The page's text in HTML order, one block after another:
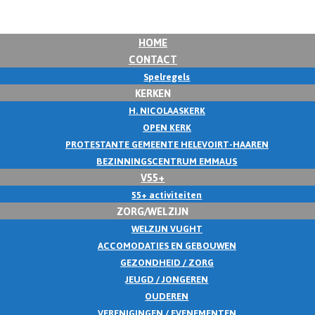
HOME
CONTACT
Spelregels
KERKEN
H. NICOLAASKERK
OPEN KERK
PROTESTANTE GEMEENTE HELEVOIRT-HAAREN
BEZINNINGSCENTRUM EMMAUS
V55+
55+ activiteiten
ZORG/WELZIJN
WELZIJN VUGHT
ACCOMODATIES EN GEBOUWEN
GEZONDHEID / ZORG
JEUGD / JONGEREN
OUDEREN